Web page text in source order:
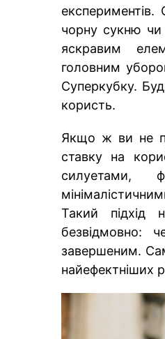
чорну сукню чи
яскравим
головним
Суперкубку.
користь.
Якщо ж ви не
ставку на
силуетами,
Такий підхід
безвідмовно:
завершеним.
найефектніших